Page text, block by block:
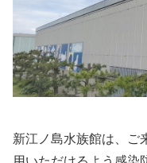
新江ノ島水族館は、ご